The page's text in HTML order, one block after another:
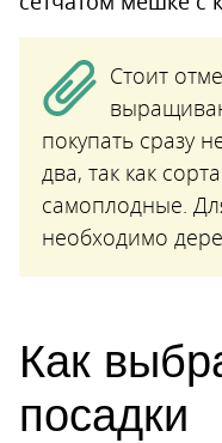
Стоит
покупать сразу
два, так как
самоплодные.
необходимо
Как
посадки